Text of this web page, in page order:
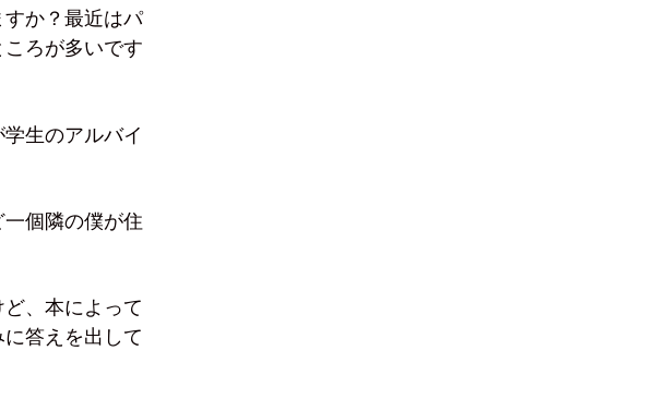
か？最近はパ
ろが多いです
生のアルバイ
個隣の僕が住
、本によって
答えを出して